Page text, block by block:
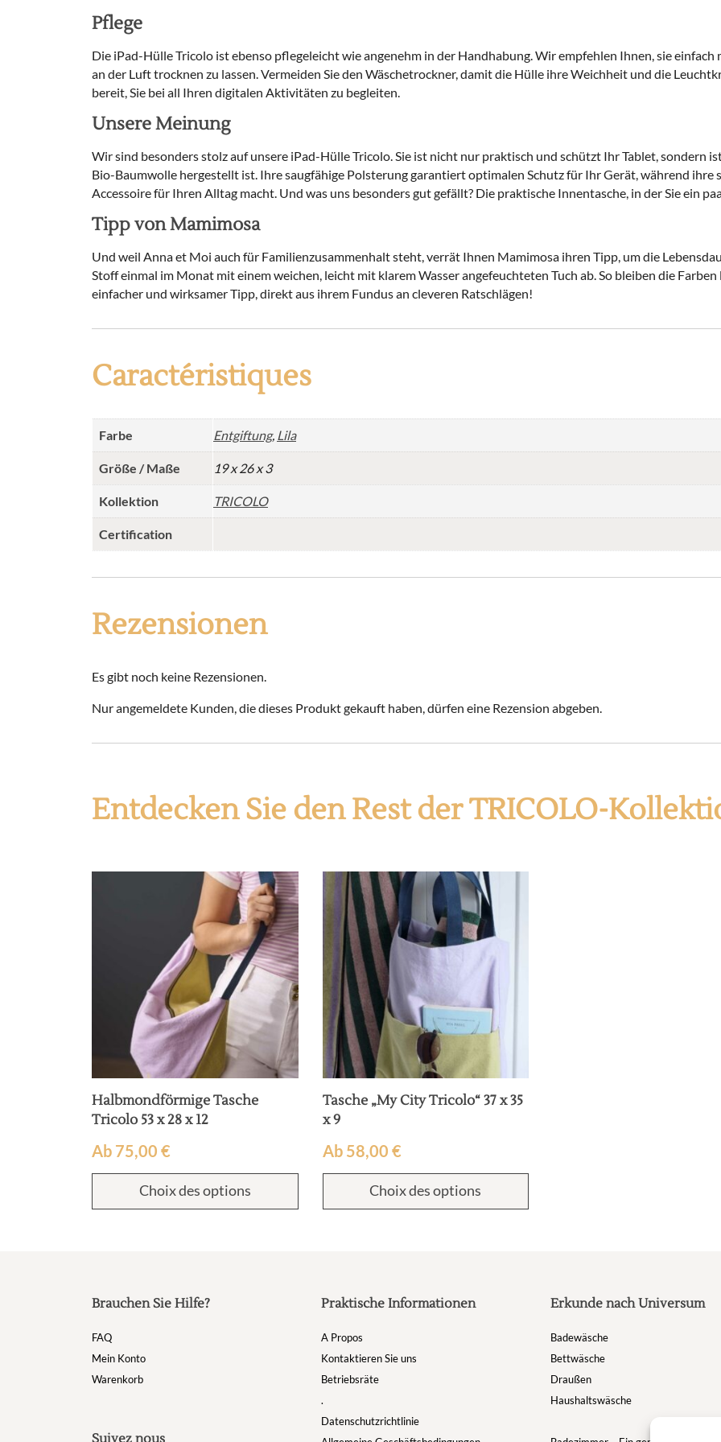
Pflege
Die iPad-Hülle Tricolo ist ebenso pflegeleicht wie angenehm in der Handhabung. Wir empfehlen Ihnen, sie einfach
an der Luft trocknen zu lassen. Vermeiden Sie den Wäschetrockner, damit die Hülle ihre Weichheit und die
bereit, Sie bei all Ihren digitalen Aktivitäten zu begleiten.
Unsere Meinung
Wir sind besonders stolz auf unsere iPad-Hülle Tricolo. Sie ist nicht nur praktisch und schützt Ihr Tablet, sondern
Bio-Baumwolle hergestellt ist. Ihre saugfähige Polsterung garantiert optimalen Schutz für Ihr Gerät, während ihre
Accessoire für Ihren Alltag macht. Und was uns besonders gut gefällt? Die praktische Innentasche, in der Sie ein
Tipp von Mamimosa
Und weil Anna et Moi auch für Familienzusammenhalt steht, verrät Ihnen Mamimosa ihren Tipp, um die
Stoff einmal im Monat mit einem weichen, leicht mit klarem Wasser angefeuchteten Tuch ab. So bleiben die
einfacher und wirksamer Tipp, direkt aus ihrem Fundus an cleveren Ratschlägen!
Caractéristiques
Farbe Entgiftung, Lila
Größe / Maße 19 x 26 x 3
Kollektion TRICOLO
Certification
Rezensionen
Es gibt noch keine Rezensionen.
Nur angemeldete Kunden, die dieses Produkt gekauft haben, dürfen eine Rezension abgeben.
Entdecken Sie den Rest der TRICOLO-
Halbmondförmige Tasche
Tricolo 53 x 28 x 12
Ab 75,00 €
Choix des options
Tasche „My City Tricolo“ 37 x 35
x 9
Ab 58,00 €
Choix des options
Brauchen Sie Hilfe?
FAQ
Mein Konto
Warenkorb
Suivez nous
Praktische Informationen
A Propos
Kontaktieren Sie uns
Betriebsräte
.
Datenschutzrichtlinie
Erkunde nach Universum
Badewäsche
Bettwäsche
Draußen
Haushaltswäsche